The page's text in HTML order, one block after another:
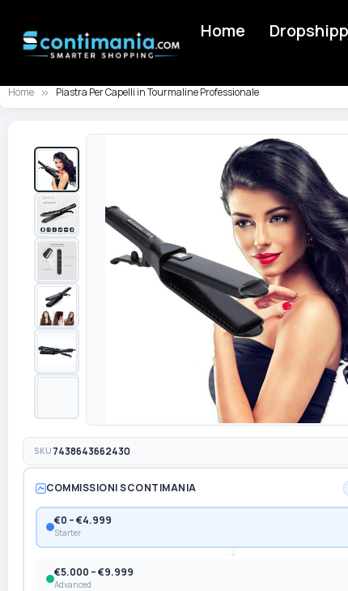
Home
Home Piastra Per Capelli in Tourmaline Professionale
end
images
gallery
SKU 7438643662430
COMMISSIONI SCONTIMANIA
€0 – €4.999
Starter
€5.000 – €9.999
Advanced